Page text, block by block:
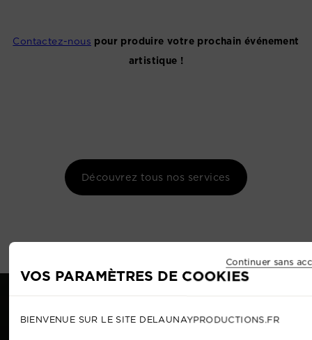
Contactez-nous pour produire votre prochain événement
artistique !
Découvrez tous nos services
VOS PARAMÈTRES DE COOKIES
Continuer sans
BIENVENUE SUR LE SITE DELAUNAYPRODUCTIONS.FR